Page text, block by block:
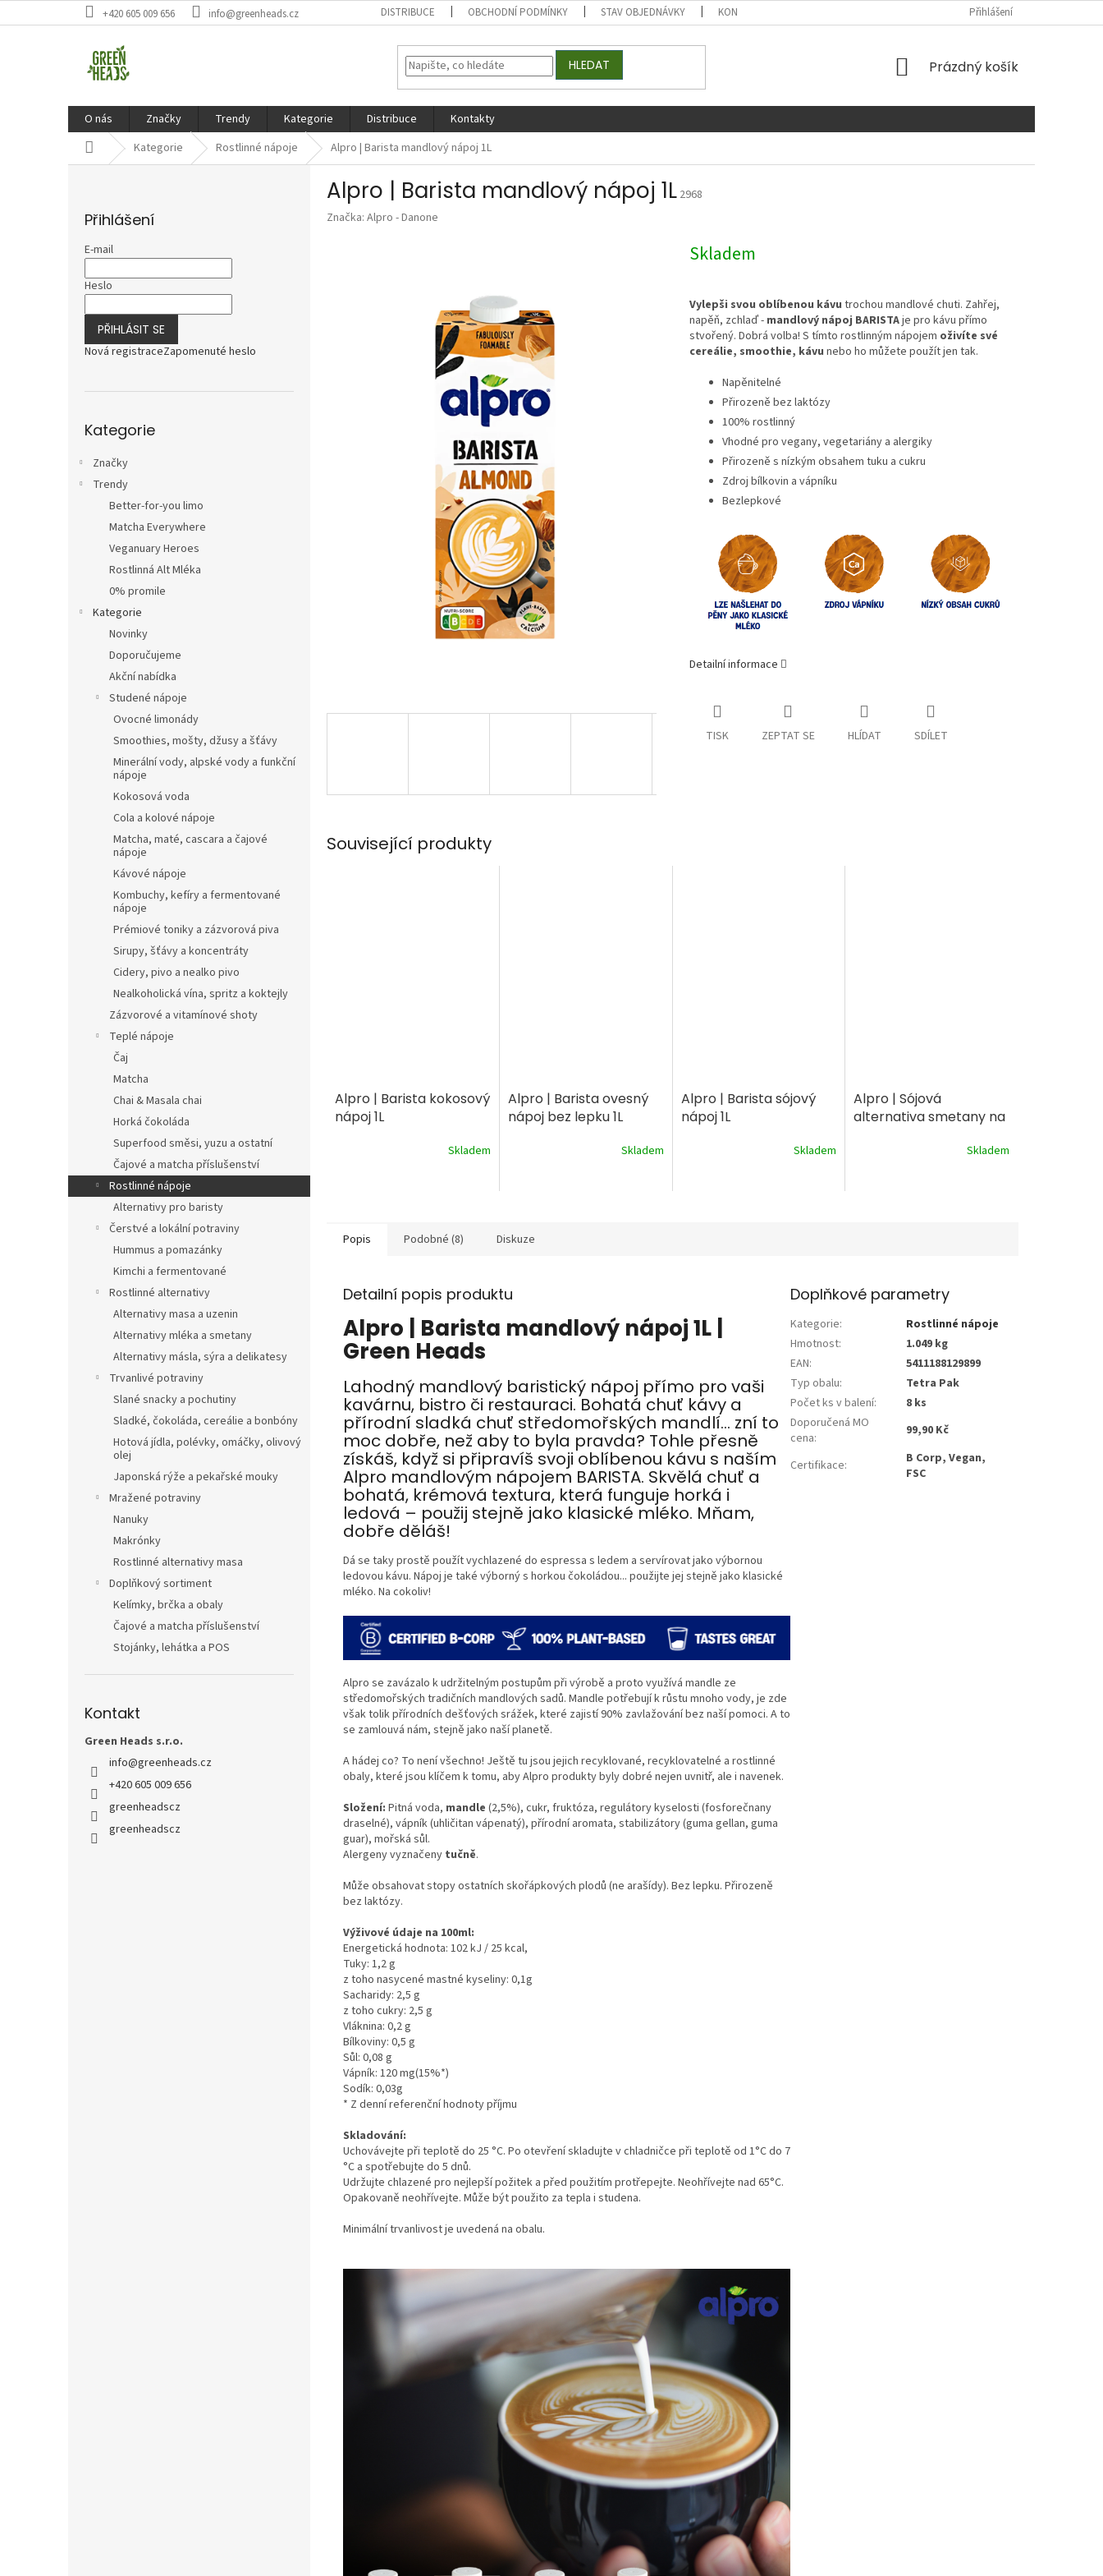
na
+420 605 009 656 info@greenheads.cz DISTRIBUCE OBCHODNÍ PODMÍNKY STAV OBJEDNÁVKY KONTAKTY Přihlášení
HLEDAT
NÁKUPNÍ
Prázdný košík
O nás Značky Trendy Kategorie Distribuce
Kontakty
Domů Kategorie Rostlinné nápoje Alpro | Barista mandlový nápoj 1L
Přihlášení
E-mail
Heslo
PŘIHLÁSIT SE
Nová registraceZapomenuté heslo
kategorie
Kategorie
Značky
Trendy
Better-for-you limo
Matcha Everywhere
Veganuary Heroes
Rostlinná Alt Mléka
0% promile
Kategorie
Novinky
Doporučujeme
Akční nabídka
Studené nápoje
Ovocné limonády
Smoothies, mošty, džusy a šťávy
Minerální vody, alpské vody a funkční
nápoje
Kokosová voda
Cola a kolové nápoje
Matcha, maté, cascara a čajové
nápoje
Kávové nápoje
Kombuchy, kefíry a fermentované
nápoje
Prémiové toniky a zázvorová piva
Sirupy, šťávy a koncentráty
Cidery, pivo a nealko pivo
Nealkoholická vína, spritz a koktejly
Zázvorové a vitamínové shoty
Teplé nápoje
Čaj
Matcha
Chai & Masala chai
Horká čokoláda
Superfood směsi, yuzu a ostatní
Čajové a matcha příslušenství
Rostlinné nápoje
Alternativy pro baristy
Čerstvé a lokální potraviny
Hummus a pomazánky
Kimchi a fermentované
Rostlinné alternativy
Alternativy masa a uzenin
Alternativy mléka a smetany
Alternativy másla, sýra a delikatesy
Trvanlivé potraviny
Slané snacky a pochutiny
Sladké, čokoláda, cereálie a bonbóny
Hotová jídla, polévky, omáčky, olivový
olej
Japonská rýže a pekařské mouky
Mražené potraviny
Nanuky
Makrónky
Rostlinné alternativy masa
Doplňkový sortiment
Kelímky, brčka a obaly
Čajové a matcha příslušenství
Stojánky, lehátka a POS
Kontakt
Green Heads s.r.o.
info@greenheads.cz
+420 605 009 656
greenheadscz
greenheadscz
Alpro | Barista mandlový nápoj 1L 2968
Značka: Alpro - Danone
Skladem
Vylepši svou oblíbenou kávu trochou mandlové chuti. Zahřej,
napěň, zchlaď - mandlový nápoj BARISTAje pro kávu přímo
stvořený. Dobrá volba! S tímto rostlinným nápojem oživíte své
cereálie, smoothie, kávu nebo ho můžete použít jen tak.
Napěnitelné
Přirozeně bez laktózy
100% rostlinný
Vhodné pro vegany, vegetariány a alergiky
Přirozeně s nízkým obsahem tuku a cukru
Zdroj bílkovin a vápníku
Bezlepkové
Detailní informace
TISK ZEPTAT SE HLÍDAT SDÍLET
Související produkty
Alpro | Barista kokosový
nápoj 1L
Skladem
Alpro | Barista ovesný
nápoj bez lepku 1L
Skladem
Alpro | Barista sójový
nápoj 1L
Skladem
Alpro | Sójová
alternativa smetany na
Skladem
Popis Podobné (8) Diskuze
Detailní popis produktu
Alpro | Barista mandlový nápoj 1L |
Green Heads
Lahodný mandlový baristický nápoj přímo pro vaši
kavárnu, bistro či restauraci. Bohatá chuť kávy a
přírodní sladká chuť středomořských mandlí... zní to
moc dobře, než aby to byla pravda? Tohle přesně
získáš, když si připravíš svoji oblíbenou kávu s naším
Alpro mandlovým nápojem BARISTA. Skvělá chuť a
bohatá, krémová textura, která funguje horká i
ledová – použij stejně jako klasické mléko. Mňam,
dobře děláš!
Dá se taky prostě použít vychlazené do espressa s ledem a servírovat jako výbornou
ledovou kávu. Nápoj je také výborný s horkou čokoládou... použijte jej stejně jako klasické
mléko. Na cokoliv!
Alpro se zavázalo k udržitelným postupům při výrobě a proto využívá mandle ze
středomořských tradičních mandlových sadů. Mandle potřebují k růstu mnoho vody, je zde
však tolik přírodních dešťových srážek, které zajistí 90% zavlažování bez naší pomoci. A to
se zamlouvá nám, stejně jako naší planetě.
A hádej co? To není všechno! Ještě tu jsou jejich recyklované, recyklovatelné a rostlinné
obaly, které jsou klíčem k tomu, aby Alpro produkty byly dobré nejen uvnitř, ale i navenek.
Složení: Pitná voda, mandle (2,5%), cukr, fruktóza, regulátory kyselosti (fosforečnany
draselné), vápník (uhličitan vápenatý), přírodní aromata, stabilizátory (guma gellan, guma
guar), mořská sůl.
Alergeny vyznačeny tučně.
Může obsahovat stopy ostatních skořápkových plodů (ne arašídy). Bez lepku. Přirozeně
bez laktózy.
Výživové údaje na 100ml:
Energetická hodnota: 102 kJ / 25 kcal,
Tuky: 1,2 g
z toho nasycené mastné kyseliny: 0,1g
Sacharidy: 2,5 g
z toho cukry: 2,5 g
Vláknina: 0,2 g
Bílkoviny: 0,5 g
Sůl: 0,08 g
Vápník: 120 mg(15%*)
Sodík: 0,03g
* Z denní referenční hodnoty příjmu
Skladování:
Uchovávejte při teplotě do 25 °C. Po otevření skladujte v chladničce při teplotě od 1°C do 7
°C a spotřebujte do 5 dnů.
Udržujte chlazené pro nejlepší požitek a před použitím protřepejte. Neohřívejte nad 65°C.
Opakovaně neohřívejte. Může být použito za tepla i studena.
Minimální trvanlivost je uvedená na obalu.
Doplňkové parametry
Kategorie:
Rostlinné nápoje
Hmotnost:
1.049 kg
EAN:
5411188129899
Typ obalu:
Tetra Pak
Počet ks v balení:
8 ks
Doporučená MO
cena: 99,90 Kč
Certifikace:
B Corp, Vegan,
FSC